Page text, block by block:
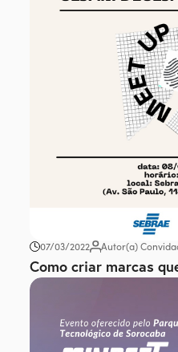
07/03/2022 Autor(a)
Como criar marcas